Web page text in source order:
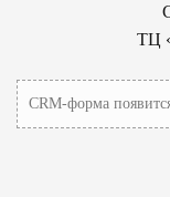
CRM-форма
ТЦ